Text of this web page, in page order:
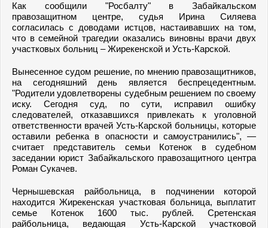
Как сообщили "Росбалту" в Забайкальском
правозащитном центре, судья Ирина Силяева
согласилась с доводами истцов, настаивавших на том,
что в семейной трагедии оказались виновны врачи двух
участковых больниц – Жирекенской и Усть-Карской.
Вынесенное судом решение, по мнению правозащитников,
на сегодняшний день является беспрецедентным.
"Родители удовлетворены судебным решением по своему
иску. Сегодня суд, по сути, исправил ошибку
следователей, отказавшихся привлекать к уголовной
ответственности врачей Усть-Карской больницы, которые
оставили ребенка в опасности и самоустранились", —
считает представитель семьи Котенок в судебном
заседании юрист Забайкальского правозащитного центра
Роман Сукачев.
Чернышевская райбольница, в подчинении которой
находится Жирекенская участковая больница, выплатит
семье Котенок 1600 тыс. рублей. Сретенская
райбольница, ведающая Усть-Карской участковой